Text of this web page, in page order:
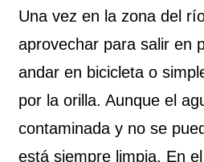
Una vez en la zona del
aprovechar para salir en
andar en bicicleta o
por la orilla. Aunque el
contaminada y no se
está siempre limpia. En